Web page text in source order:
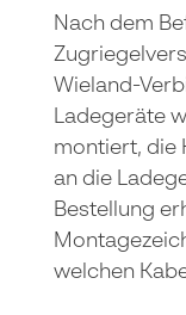
Nach dem
Wieland-
Ladegeräte
montiert, die
an die
Bestellung
welchen